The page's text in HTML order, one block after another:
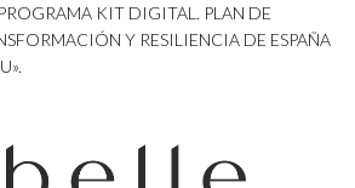
KIT DIGITAL. PLAN DE
Y RESILIENCIA DE ESPAÑA